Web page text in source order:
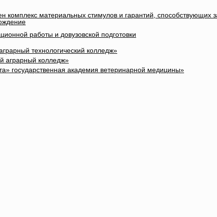
технологический колледж»
аграрный колледж»
государственная академия ветеринарной медицины»
комплекс материальных стимулов и гарантий, способствующих
работы и довузовской подготовки